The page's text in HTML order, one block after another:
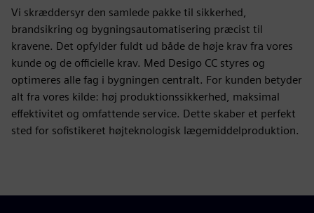
Vi skræddersyr den samlede pakke til sikkerhed,
brandsikring og bygningsautomatisering præcist til
kravene. Det opfylder fuldt ud både de høje krav fra vores
kunde og de officielle krav. Med Desigo CC styres og
optimeres alle fag i bygningen centralt. For kunden betyder
alt fra vores kilde: høj produktionssikkerhed, maksimal
effektivitet og omfattende service. Dette skaber et perfekt
sted for sofistikeret højteknologisk lægemiddelproduktion.